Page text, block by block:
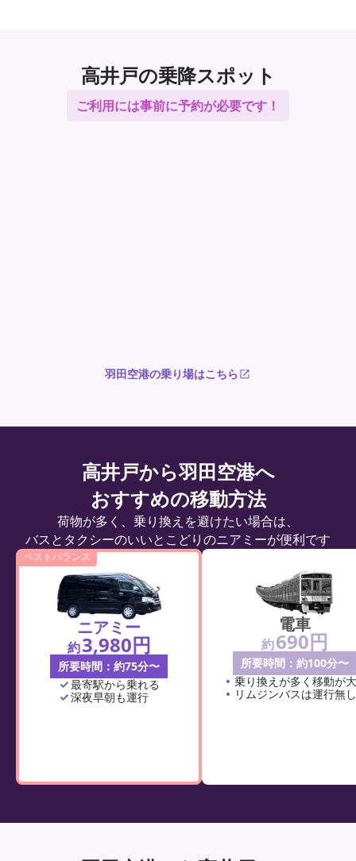
高井戸の乗降スポット
ご利用には事前に予約が必要です！
羽田空港の乗り場はこちら
高井戸から羽田空港へ
おすすめの移動方法
荷物が多く、乗り換えを避けたい場合は、
バスとタクシーのいいとこどりのニアミーが便利です
ベストバランス
ニアミー
約3,980円
所要時間：約75分〜
最寄駅から乗れる
深夜早朝も運行
電車
約690円
所要時間：約100分〜
乗り換えが多く移動が
リムジンバスは運行無し